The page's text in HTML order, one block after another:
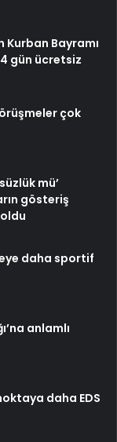
Kurban Bayramı
gün ücretsiz
çok
mü’
gösteriş
daha sportif
anlamlı
daha EDS